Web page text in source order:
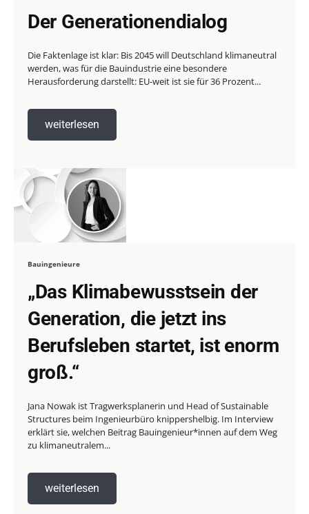
Der Generationendialog
Die Faktenlage ist klar: Bis 2045 will Deutschland klimaneutral
werden, was für die Bauindustrie eine besondere
Herausforderung darstellt: EU-weit ist sie für 36 Prozent...
weiterlesen
Bauingenieure
„Das Klimabewusstsein der
Generation, die jetzt ins
Berufsleben startet, ist enorm
groß.“
Jana Nowak ist Tragwerksplanerin und Head of Sustainable
Structures beim Ingenieurbüro knippershelbig. Im Interview
erklärt sie, welchen Beitrag Bauingenieur*innen auf dem Weg
zu klimaneutralem...
weiterlesen